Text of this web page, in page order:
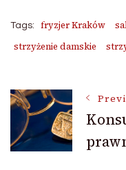
Tags: fryzjer Kraków
strzyżenie damskie
Post